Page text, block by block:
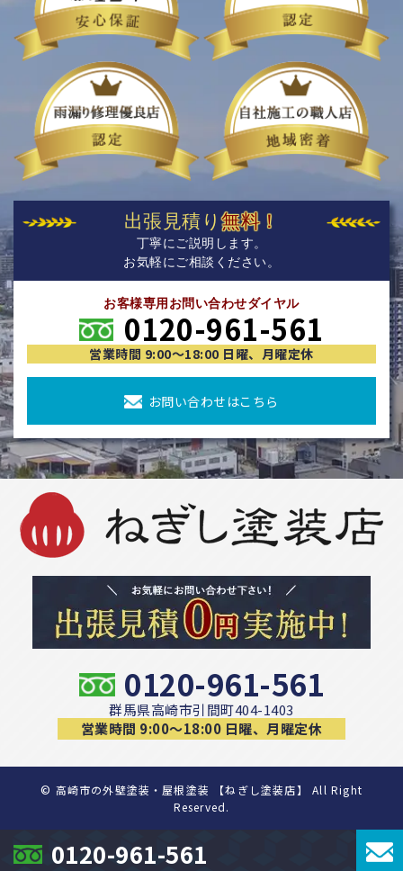
出張見積り無料！
丁寧にご説明します。
お気軽にご相談ください。
お客様専用お問い合わせダイヤル
0120-961-561
営業時間 9:00〜18:00 日曜、月曜定休
お問い合わせはこちら
0120-961-561
0120-961-561
群馬県高崎市引間町404-1403
営業時間 9:00〜18:00 日曜、月曜定休
© 高崎市の外壁塗装・屋根塗装 【ねぎし塗装店】 All Right
Reserved.